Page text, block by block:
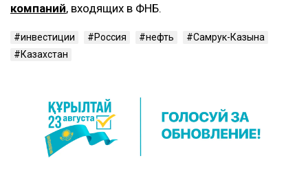
компаний, входящих в ФНБ.
инвестиции Россия нефть
Самрук-Казына
Казахстан